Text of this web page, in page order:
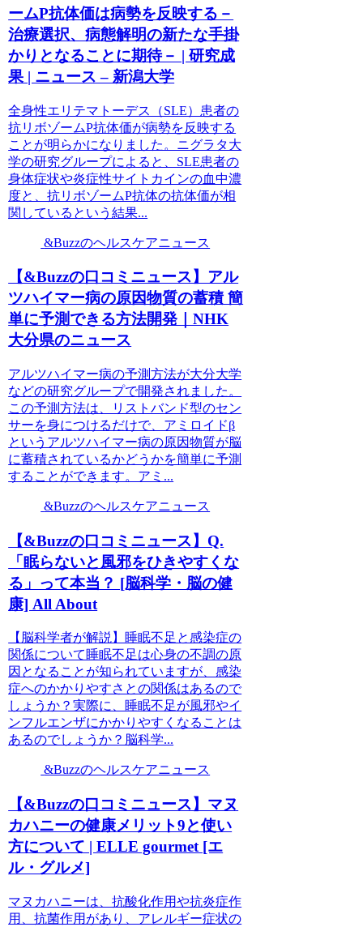
ームP抗体価は病勢を反映する－
治療選択、病態解明の新たな手掛
かりとなることに期待－ | 研究成
果 | ニュース – 新潟大学
全身性エリテマトーデス（SLE）患者の
抗リボゾームP抗体価が病勢を反映する
ことが明らかになりました。ニグラタ大
学の研究グループによると、SLE患者の
身体症状や炎症性サイトカインの血中濃
度と、抗リボゾームP抗体の抗体価が相
関しているという結果...
&Buzzのヘルスケアニュース
【&Buzzの口コミニュース】アル
ツハイマー病の原因物質の蓄積 簡
単に予測できる方法開発｜NHK
大分県のニュース
アルツハイマー病の予測方法が大分大学
などの研究グループで開発されました。
この予測方法は、リストバンド型のセン
サーを身につけるだけで、アミロイドβ
というアルツハイマー病の原因物質が脳
に蓄積されているかどうかを簡単に予測
することができます。アミ...
&Buzzのヘルスケアニュース
【&Buzzの口コミニュース】Q.
「眠らないと風邪をひきやすくな
る」って本当？ [脳科学・脳の健
康] All About
【脳科学者が解説】睡眠不足と感染症の
関係について睡眠不足は心身の不調の原
因となることが知られていますが、感染
症へのかかりやすさとの関係はあるので
しょうか？実際に、睡眠不足が風邪やイ
ンフルエンザにかかりやすくなることは
あるのでしょうか？脳科学...
&Buzzのヘルスケアニュース
【&Buzzの口コミニュース】マヌ
カハニーの健康メリット9と使い
方について | ELLE gourmet [エ
ル・グルメ]
マヌカハニーは、抗酸化作用や抗炎症作
用、抗菌作用があり、アレルギー症状の